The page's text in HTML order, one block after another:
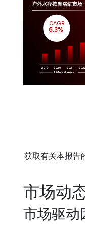
户外水疗按摩浴缸市场
2019 2020 2021
CAGR
6.3%
Historical Years
获取有关本报告
市场动
市场驱动